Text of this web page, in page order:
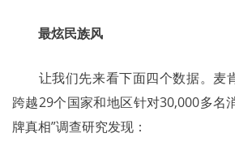
最炫民族风
跨越29个国家和地区针对30,000多名
牌真相”调查研究发现：